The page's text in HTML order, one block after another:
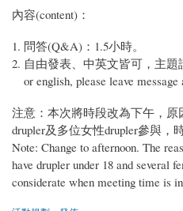
內容(content)：
問答(Q&A)：1.5小時。
自由發表、中英文皆可，主題
or english, please leave
注意：本次將時段改為下午，
drupler及多位女性drupler參與，
Note: Change to afternoon. The
have drupler under 18 and several
considerate when meeting time is